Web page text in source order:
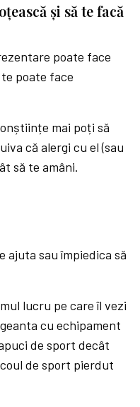
și să te facă
poate face
poate face
mai poți să
că alergi cu el (sau
să te amâni.
ajuta sau împiedica să
lucru pe care îl vezi
cu echipament
de sport decât
de sport pierdut